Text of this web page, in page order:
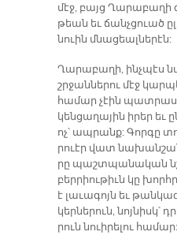
մէջ, բայց Ղա­րա­բա­ղի
թեան եւ ճանչ­ցուած
նուին մնա­ցեալ­նե­րէն:
Ղա­րա­բա­ղի, ինչ­պէս
շրջան­նե­րու մէջ
հա­մար չէին
կեն­ցա­ղա­յին ի­րեր եւ
ոչ՝ ապ­րանք: Գոր­գը
րուէր վատ
րը պաշտ­պա­նա­կան
բեր­րիու­թիւն կը
է լա­ւա­գոյն եւ
կեր­նե­րուն, նոյ­նիսկ՝
րուն նուի­րե­լու հա­մար: